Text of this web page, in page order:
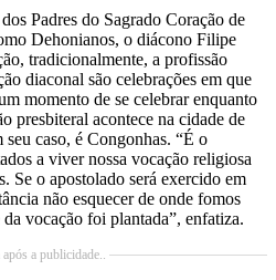
Padres do Sagrado Coração de
Dehonianos, o diácono Filipe
tradicionalmente, a profissão
diaconal são celebrações em que
momento de se celebrar enquanto
presbiteral acontece na cidade de
caso, é Congonhas. “É o
a viver nossa vocação religiosa
Se o apostolado será exercido em
não esquecer de onde fomos
vocação foi plantada”, enfatiza.
a publicidade..